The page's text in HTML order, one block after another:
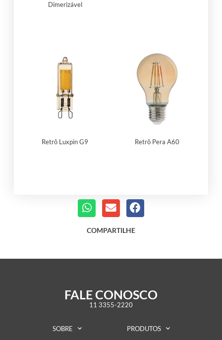
Dimerizável
Retrô Luxpin G9 Retrô Pera A60
COMPARTILHE
FALE CONOSCO
11 3355-2220
SOBRE PRODUTOS